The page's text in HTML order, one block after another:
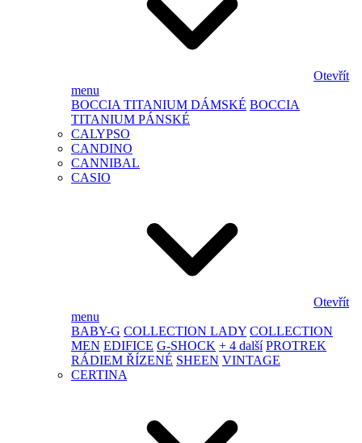
Otevřít
menu
BOCCIA TITANIUM DÁMSKÉ BOCCIA
TITANIUM PÁNSKÉ
CALYPSO
CANDINO
CANNIBAL
CASIO
Otevřít
menu
BABY-G COLLECTION LADY COLLECTION
MEN EDIFICE G-SHOCK + 4 další PROTREK
RÁDIEM ŘÍZENÉ SHEEN VINTAGE
CERTINA